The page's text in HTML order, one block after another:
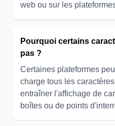
web ou sur les
Pourquoi certains
pas ?
Certaines plateformes
charge tous les
entraîner l'affichage de
boîtes ou de points